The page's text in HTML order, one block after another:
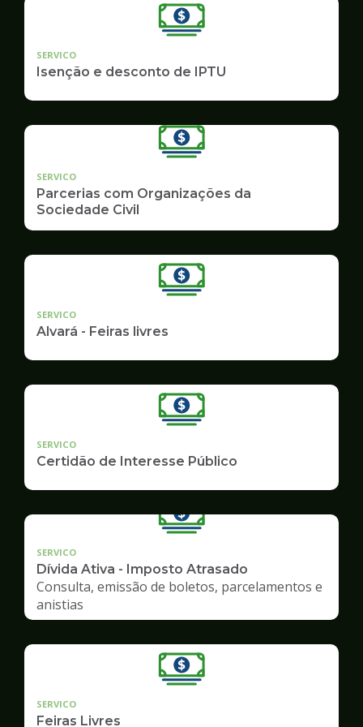
SERVICO
Isenção e desconto de IPTU
SERVICO
Parcerias com Organizações da
Sociedade Civil
SERVICO
Alvará - Feiras livres
SERVICO
Certidão de Interesse Público
SERVICO
Dívida Ativa - Imposto Atrasado
Consulta, emissão de boletos, parcelamentos e
anistias
SERVICO
Feiras Livres